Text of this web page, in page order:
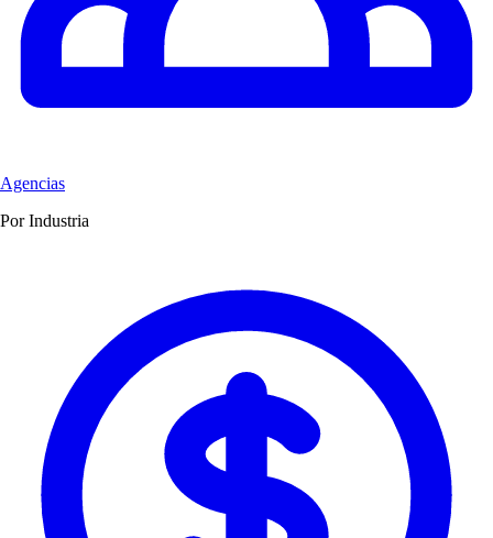
Agencias
Por Industria